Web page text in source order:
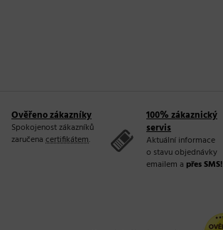
Ověřeno zákazníky
Spokojenost zákazníků
zaručena certifikátem.
100% zákaznický
servis
Aktuální informace
o stavu objednávky
emailem a přes SMS!